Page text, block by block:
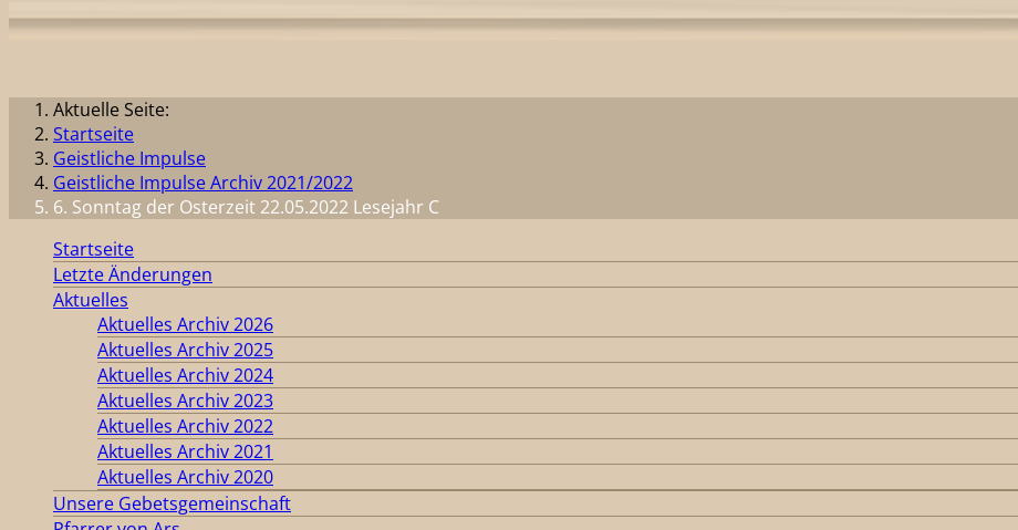
Aktuelle Seite:
Startseite
Geistliche Impulse
Geistliche Impulse Archiv 2021/2022
6. Sonntag der Osterzeit 22.05.2022 Lesejahr C
Startseite
Letzte Änderungen
Aktuelles
Aktuelles Archiv 2026
Aktuelles Archiv 2025
Aktuelles Archiv 2024
Aktuelles Archiv 2023
Aktuelles Archiv 2022
Aktuelles Archiv 2021
Aktuelles Archiv 2020
Unsere Gebetsgemeinschaft